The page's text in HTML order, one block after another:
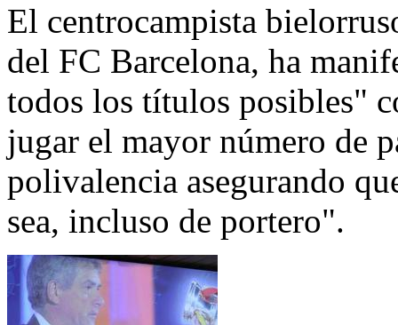
El centrocampista
del FC Barcelona, ha
todos los títulos posibles"
jugar el mayor número de
polivalencia asegurando
sea, incluso de portero".